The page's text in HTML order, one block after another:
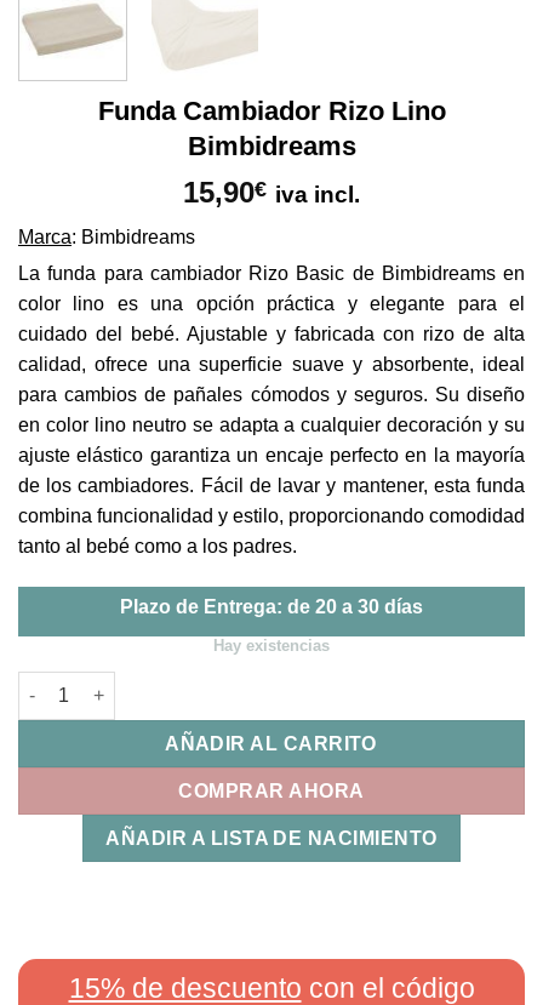
Funda Cambiador Rizo Lino
Bimbidreams
15,90€ iva incl.
Marca: Bimbidreams
La funda para cambiador Rizo Basic de Bimbidreams en
color lino es una opción práctica y elegante para el
cuidado del bebé. Ajustable y fabricada con rizo de alta
calidad, ofrece una superficie suave y absorbente, ideal
para cambios de pañales cómodos y seguros. Su diseño
en color lino neutro se adapta a cualquier decoración y su
ajuste elástico garantiza un encaje perfecto en la mayoría
de los cambiadores. Fácil de lavar y mantener, esta funda
combina funcionalidad y estilo, proporcionando comodidad
tanto al bebé como a los padres.
Plazo de Entrega: de 20 a 30 días
Hay existencias
Funda Cambiador Rizo Lino Bimbidreams cantidad
AÑADIR AL CARRITO
COMPRAR AHORA
AÑADIR A LISTA DE NACIMIENTO
15% de descuento con el código